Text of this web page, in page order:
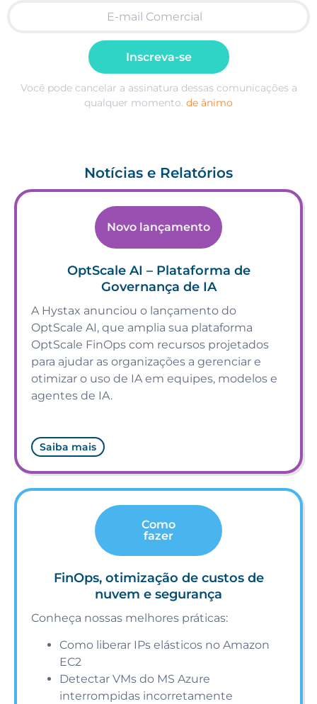
Inscreva-se
Você pode cancelar a assinatura dessas comunicações a
qualquer momento. de ânimo
Notícias e Relatórios
Novo lançamento
OptScale AI – Plataforma de
Governança de IA
A Hystax anunciou o lançamento do
OptScale AI, que amplia sua plataforma
OptScale FinOps com recursos projetados
para ajudar as organizações a gerenciar e
otimizar o uso de IA em equipes, modelos e
agentes de IA.
Saiba mais
Como
fazer
FinOps, otimização de custos de
nuvem e segurança
Conheça nossas melhores práticas:
Como liberar IPs elásticos no Amazon
EC2
Detectar VMs do MS Azure
interrompidas incorretamente